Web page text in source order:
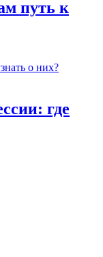
путь к
где